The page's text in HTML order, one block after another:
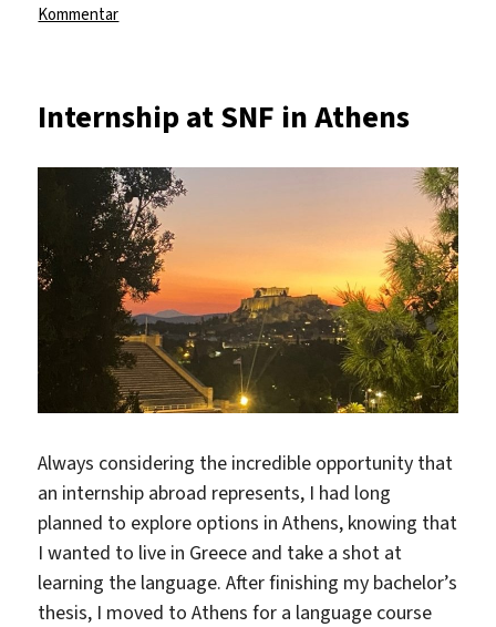
Kommentarzu
bei
Internship at SNF in Athens
Always considering the incredible opportunity that
an internship abroad represents, I had long
planned to explore options in Athens, knowing that
I wanted to live in Greece and take a shot at
learning the language. After finishing my bachelor’s
thesis, I moved to Athens for a language course